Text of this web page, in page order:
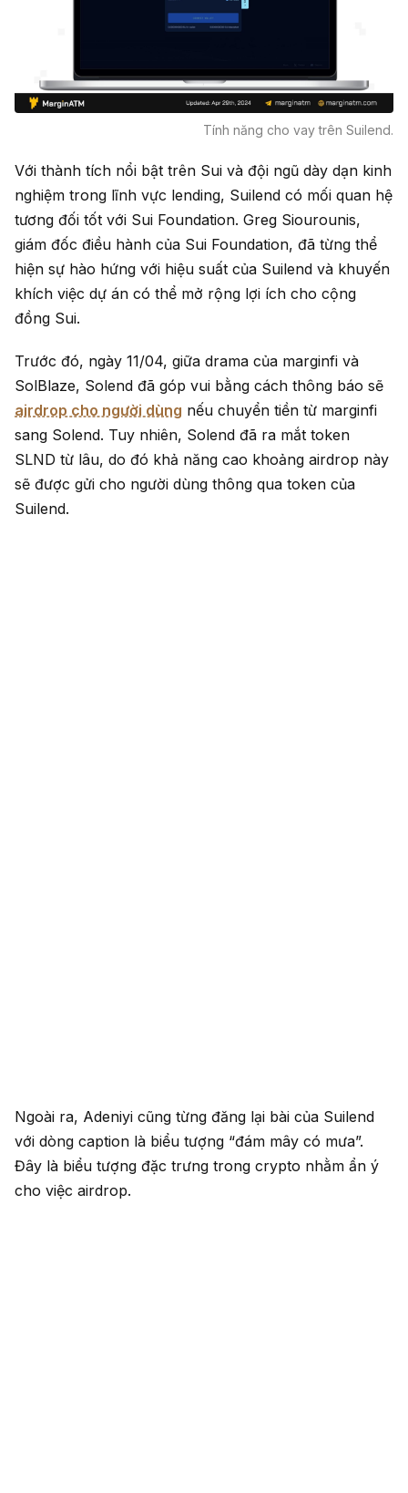
Tính năng cho vay trên Suilend.
Với thành tích nổi bật trên Sui và đội ngũ dày dạn kinh
nghiệm trong lĩnh vực lending, Suilend có mối quan hệ
tương đối tốt với Sui Foundation. Greg Siourounis,
giám đốc điều hành của Sui Foundation, đã từng thể
hiện sự hào hứng với hiệu suất của Suilend và khuyến
khích việc dự án có thể mở rộng lợi ích cho cộng
đồng Sui.
Trước đó, ngày 11/04, giữa drama của marginfi và
SolBlaze, Solend đã góp vui bằng cách thông báo sẽ
airdrop cho người dùng nếu chuyển tiền từ marginfi
sang Solend. Tuy nhiên, Solend đã ra mắt token
SLND từ lâu, do đó khả năng cao khoảng airdrop này
sẽ được gửi cho người dùng thông qua token của
Suilend.
Ngoài ra, Adeniyi cũng từng đăng lại bài của Suilend
với dòng caption là biểu tượng “đám mây có mưa”.
Đây là biểu tượng đặc trưng trong crypto nhằm ẩn ý
cho việc airdrop.